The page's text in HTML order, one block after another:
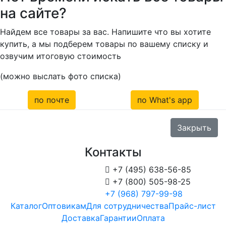
на сайте?
Найдем все товары за вас. Напишите что вы хотите
купить, а мы подберем товары по вашему списку и
озвучим итоговую стоимость
(можно выслать фото списка)
по почте по What's app
Закрыть
Контакты
 +7 (495) 638-56-85
 +7 (800) 505-98-25
+7 (968) 797-99-98
КаталогОптовикамДля сотрудничестваПрайс-лист
ДоставкаГарантииОплата